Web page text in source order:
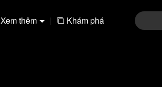
Xem thêm | Khám phá